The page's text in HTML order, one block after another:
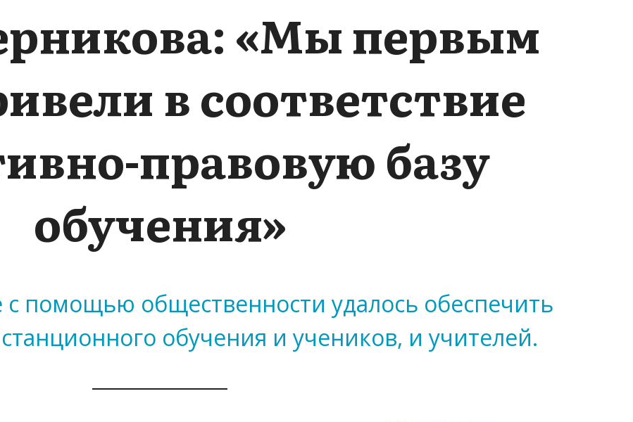
«Мы первым
в соответствие
правовую базу
обучения»
помощью общественности удалось обеспечить
обучения и учеников, и учителей.